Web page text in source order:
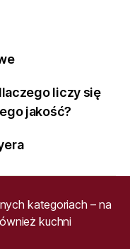
liczy się
jakość?
kategoriach – na
kuchni